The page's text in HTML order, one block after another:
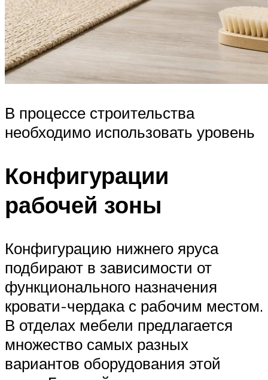
В процессе строительства
необходимо использовать уровень
Конфигурации
рабочей зоны
Конфигурацию нижнего яруса
подбирают в зависимости от
функционального назначения
кровати-чердака с рабочим местом.
В отделах мебели предлагается
множество самых разных
вариантов оборудования этой